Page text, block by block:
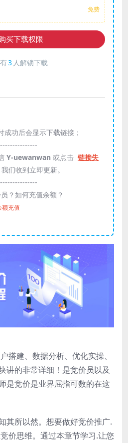
免费
买下载权限
3 人解锁下载
成功后会显示下载链接；
Y-uewanwan 或点击 链接失
们收到立即更新。
？如何充值余额？
额充值
搭建、数据分析、优化实操、
讲的非常详细！是竞价员以及
是竞价是业界屈指可数的在这
其所以然。想要做好竞价推广.
价思维。通过本章节学习.让您